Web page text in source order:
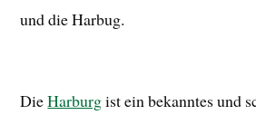
und die Harbug.
DieHarburgist ein bekanntes und